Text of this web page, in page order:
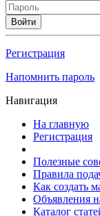
Войти
Регистрация
Напомнить пароль
Навигация
На главную
Регистрация
Полезные
Правила
Как создать
Объявления
Каталог